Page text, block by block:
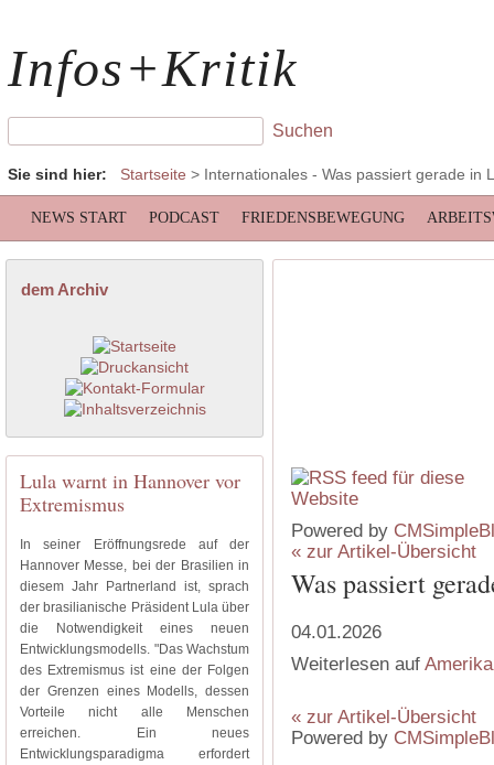
Infos+Kritik
Sie sind hier: Startseite > Internationales - Was passiert gerade in
NEWS START PODCAST FRIEDENSBEWEGUNG
dem Archiv
Lula warnt in Hannover vor
Extremismus
In seiner Eröffnungsrede auf der
Hannover Messe, bei der Brasilien in
diesem Jahr Partnerland ist, sprach
der brasilianische Präsident Lula über
die Notwendigkeit eines neuen
Entwicklungsmodells. "Das Wachstum
des Extremismus ist eine der Folgen
der Grenzen eines Modells, dessen
Vorteile nicht alle Menschen
erreichen. Ein neues
Entwicklungsparadigma erfordert
Powered by
« zur Artikel-Übersicht
Was passiert
04.01.2026
Weiterlesen auf
« zur Artikel-Übersicht
Powered by